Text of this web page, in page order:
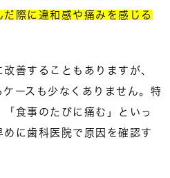
だ際に違和感や痛みを感じる
善することもありますが、
ースも少なくありません。特
食事のたびに痛む」といっ
めに歯科医院で原因を確認す